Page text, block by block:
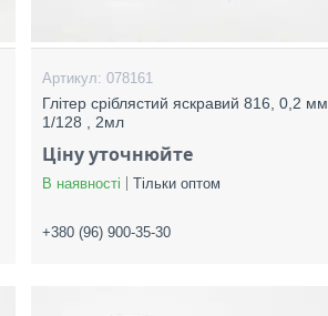
078161
Глітер сріблястий яскравий 816, 0,2 мм
1/128 , 2мл
Ціну уточнюйте
В наявності Тільки оптом
+380 (96) 900-35-30